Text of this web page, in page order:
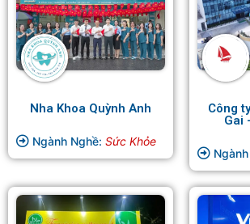
Nha Khoa Quỳnh Anh
Ngành Nghề: Sức Khỏe
Công
Gai